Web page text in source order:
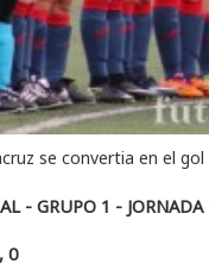
se convertia en el
- GRUPO 1 - JORNADA
0